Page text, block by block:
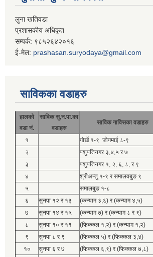
लुना खतिवडा
प्रशासकीय अधिकृत
सम्पर्क: ९८५२६४२०१६
ई-मेल: prashasan.suryodaya@gmail.com
साविकका वडाहरु
हालको
वडा नं.
साविक सु.न.पा.का
वडाहरु
साविक गाविसका वडाहरु
१
गोर्खे १-९ जोगमाई ८-९
२
पशुपतिनगर ३,४,५ र ७
३
पशुपतिनगर १, २, ६, ८, र ९
४
श्रीअन्तु १-९ र समालवबुङ ९
५
समालबुङ १-८
६
सुनपा १२ र १३
(कन्याम ३,६) र (कन्याम ४,५)
७
सुनपा १४ र १५
(कन्याम ७) र (कन्याम ८ र ९)
८
सुनपा १० र ११
(फिक्कल १,२) र (कन्याम १,२)
९
सुनपा ८ र ९
(फिक्कल ५) र (फिक्कल ३,४)
१०
सुनपा ६ र ७ (फिक्कल ६,९) र (फिक्कल ७,८)